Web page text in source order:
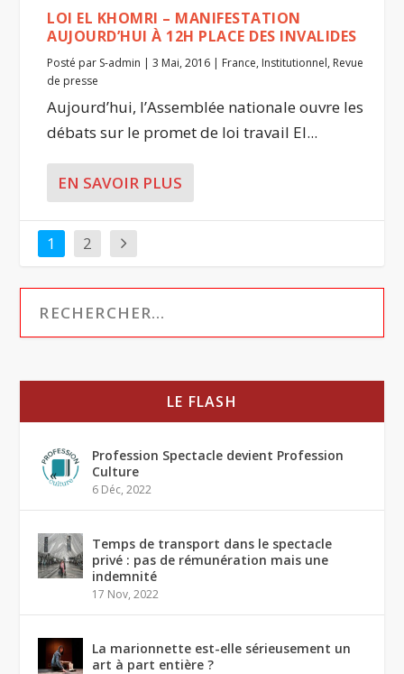
LOI EL KHOMRI – MANIFESTATION
AUJOURD’HUI À 12H PLACE DES INVALIDES
Posté par S-admin |3 Mai, 2016 | France, Institutionnel, Revue
de presse
Aujourd’hui, l’Assemblée nationale ouvre les
débats sur le promet de loi travail El...
EN SAVOIR PLUS
1 2
LE FLASH
Profession Spectacle devient Profession
Culture
6 Déc, 2022
Temps de transport dans le spectacle
privé : pas de rémunération mais une
indemnité
17 Nov, 2022
La marionnette est-elle sérieusement un
art à part entière ?